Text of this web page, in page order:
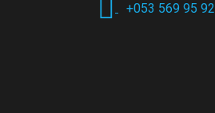
+053 569 95 92